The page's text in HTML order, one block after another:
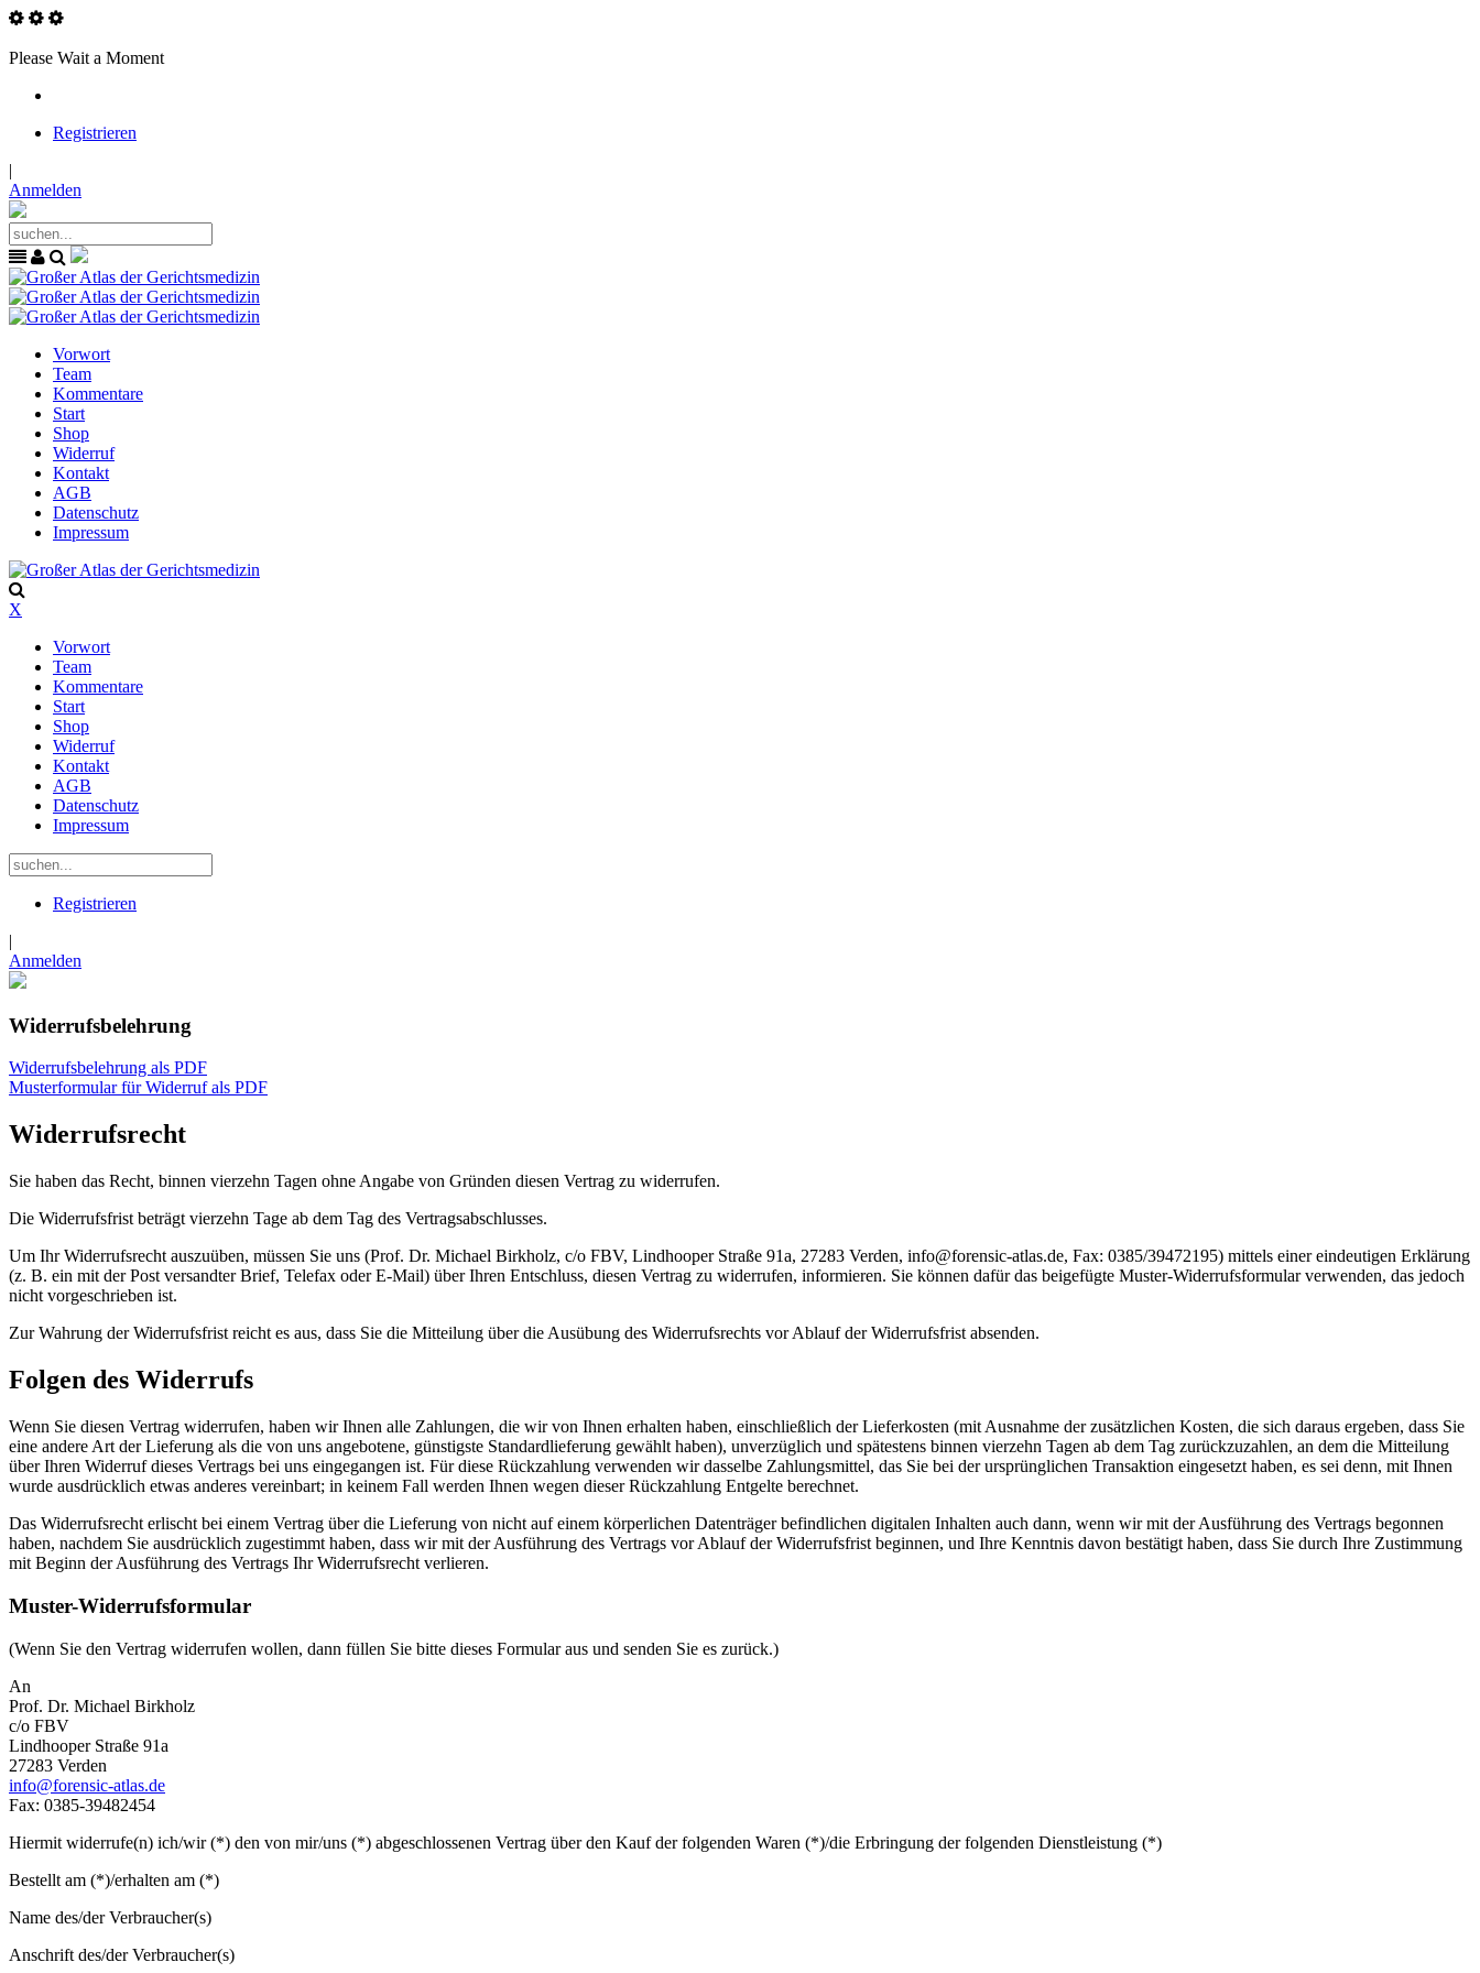
Please Wait a Moment
Registrieren
|
Anmelden
Vorwort
Team
Kommentare
Start
Shop
Widerruf
Kontakt
AGB
Datenschutz
Impressum
X
Vorwort
Team
Kommentare
Start
Shop
Widerruf
Kontakt
AGB
Datenschutz
Impressum
Registrieren
|
Anmelden
Widerrufsbelehrung
Widerrufsbelehrung als PDF
Musterformular für Widerruf als PDF
Widerrufsrecht
Sie haben das Recht, binnen vierzehn Tagen ohne Angabe von Gründen diesen Vertrag zu widerrufen.
Die Widerrufsfrist beträgt vierzehn Tage ab dem Tag des Vertragsabschlusses.
Um Ihr Widerrufsrecht auszuüben, müssen Sie uns (Prof. Dr. Michael Birkholz, c/o FBV, Lindhooper Straße 91a, 27283 Verden, info@forensic-atlas.de, Fax: 0385/39472195) mittels einer eindeutigen Erklärung
(z. B. ein mit der Post versandter Brief, Telefax oder E-Mail) über Ihren Entschluss, diesen Vertrag zu widerrufen, informieren. Sie können dafür das beigefügte Muster-Widerrufsformular verwenden, das jedoch
nicht vorgeschrieben ist.
Zur Wahrung der Widerrufsfrist reicht es aus, dass Sie die Mitteilung über die Ausübung des Widerrufsrechts vor Ablauf der Widerrufsfrist absenden.
Folgen des Widerrufs
Wenn Sie diesen Vertrag widerrufen, haben wir Ihnen alle Zahlungen, die wir von Ihnen erhalten haben, einschließlich der Lieferkosten (mit Ausnahme der zusätzlichen Kosten, die sich daraus ergeben, dass Sie
eine andere Art der Lieferung als die von uns angebotene, günstigste Standardlieferung gewählt haben), unverzüglich und spätestens binnen vierzehn Tagen ab dem Tag zurückzuzahlen, an dem die Mitteilung
über Ihren Widerruf dieses Vertrags bei uns eingegangen ist. Für diese Rückzahlung verwenden wir dasselbe Zahlungsmittel, das Sie bei der ursprünglichen Transaktion eingesetzt haben, es sei denn, mit Ihnen
wurde ausdrücklich etwas anderes vereinbart; in keinem Fall werden Ihnen wegen dieser Rückzahlung Entgelte berechnet.
Das Widerrufsrecht erlischt bei einem Vertrag über die Lieferung von nicht auf einem körperlichen Datenträger befindlichen digitalen Inhalten auch dann, wenn wir mit der Ausführung des Vertrags begonnen
haben, nachdem Sie ausdrücklich zugestimmt haben, dass wir mit der Ausführung des Vertrags vor Ablauf der Widerrufsfrist beginnen, und Ihre Kenntnis davon bestätigt haben, dass Sie durch Ihre Zustimmung
mit Beginn der Ausführung des Vertrags Ihr Widerrufsrecht verlieren.
Muster-Widerrufsformular
(Wenn Sie den Vertrag widerrufen wollen, dann füllen Sie bitte dieses Formular aus und senden Sie es zurück.)
An
Prof. Dr. Michael Birkholz
c/o FBV
Lindhooper Straße 91a
27283 Verden
info@forensic-atlas.de
Fax: 0385-39482454
Hiermit widerrufe(n) ich/wir (*) den von mir/uns (*) abgeschlossenen Vertrag über den Kauf der folgenden Waren (*)/die Erbringung der folgenden Dienstleistung (*)
Bestellt am (*)/erhalten am (*)
Name des/der Verbraucher(s)
Anschrift des/der Verbraucher(s)